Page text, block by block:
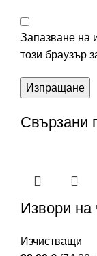
Запазване на
този браузър
Свързани
Извори на
Изчистващи